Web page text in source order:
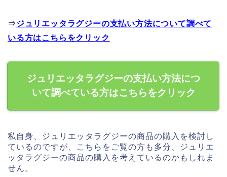
⇒ジュリエッタラグジーの支払い方法について調べて
いる方はこちらをクリック
ジュリエッタラグジーの支払い方法につ
いて調べている方はこちらをクリック
私自身、ジュリエッタラグジーの商品の購入を検討し
ているのですが、こちらをご覧の方も多分、ジュリエ
ッタラグジーの商品の購入を考えているのかもしれま
せん。